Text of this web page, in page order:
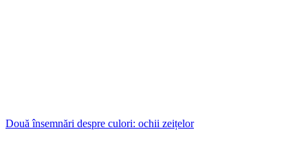
Două însemnări despre culori: ochii zeițelor